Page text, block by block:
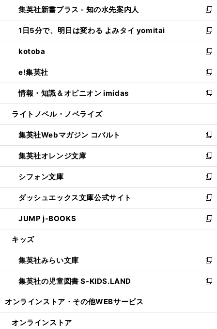
く
ド
ウ
で
開
く
ィ
ン
ド
ウ
で
開
く
い
ウ
ィ
ン
ド
ウ
で
開
く
集英社新書プラス - 知の水先案内人
新
し
い
ウ
ィ
ン
ド
ウ
で
開
1日5分で、明日は変わる よみタイ yomitai
新
し
い
ウ
ィ
ン
ド
ウ
開
く
kotoba
新
し
い
ウ
ィ
ン
ウ
で
開
く
e!集英社
新
し
い
ウ
ン
ド
ウ
で
開
く
情報・知識＆オピニオン imidas
新
し
ウ
ィ
ン
ド
ウ
で
開
く
ライトノベル・ノベライズ
集英社Webマガジン コバルト
新
し
い
ウ
ィ
ン
ド
ウ
で
開
集英社オレンジ文庫
新
し
い
ウ
ィ
ン
ド
ウ
開
く
シフォン文庫
新
し
い
ウ
ィ
ン
ウ
で
開
く
ダッシュエックス文庫公式サイト
新
し
い
ウ
ン
ド
ウ
で
JUMP j-BOOKS
新
し
ウ
ィ
ン
ド
開
キッズ
集英社みらい文庫
新
し
い
ン
集英社の児童図書 S-KIDS.LAND
新
ウ
オンラインストア・ その他WEBサービス
オンラインストア